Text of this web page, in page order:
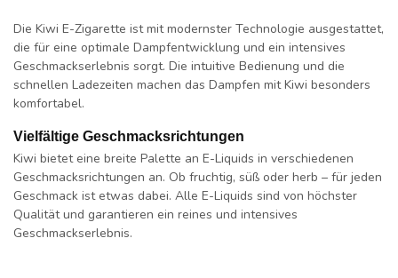
Die Kiwi E-Zigarette ist mit modernster Technologie ausgestattet,
die für eine optimale Dampfentwicklung und ein intensives
Geschmackserlebnis sorgt. Die intuitive Bedienung und die
schnellen Ladezeiten machen das Dampfen mit Kiwi besonders
komfortabel.
Vielfältige Geschmacksrichtungen
Kiwi bietet eine breite Palette an E-Liquids in verschiedenen
Geschmacksrichtungen an. Ob fruchtig, süß oder herb – für jeden
Geschmack ist etwas dabei. Alle E-Liquids sind von höchster
Qualität und garantieren ein reines und intensives
Geschmackserlebnis.